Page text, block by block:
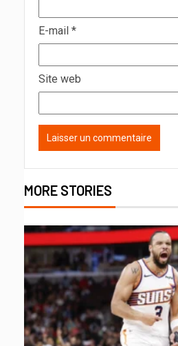
E-mail *
Site web
MORE STORIES